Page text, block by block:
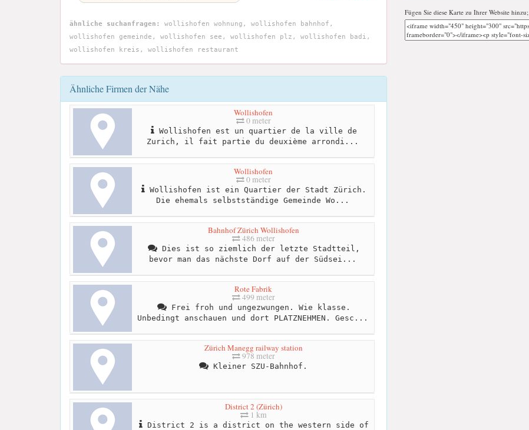
ähnliche suchanfragen:
wollishofen wohnung, wollishofen bahnhof,
wollishofen gemeinde, wollishofen see, wollishofen plz, wollishofen badi,
wollishofen kreis, wollishofen restaurant
Ähnliche Firmen der Nähe
Wollishofen
0 meter
Wollishofen est un quartier de la ville de
Zurich, il fait partie du deuxième arrondi...
Wollishofen
0 meter
Wollishofen ist ein Quartier der Stadt Zürich.
Die ehemals selbstständige Gemeinde Wo...
Bahnhof Zürich Wollishofen
486 meter
Dies ist so ziemlich der letzte Stadtteil,
bevor man das nächste Dorf auf der Südsei...
Rote Fabrik
499 meter
Frei froh und ungezwungen. Wie klasse.
Unbedingt anschauen und dort PLATZNEHMEN. Gesc...
Zürich Manegg railway station
978 meter
Kleiner SZU-Bahnhof.
District 2 (Zürich)
1 km
District 2 is a district on the western side of
Fügen Sie diese Karte zu Ihrer Website hinzu;